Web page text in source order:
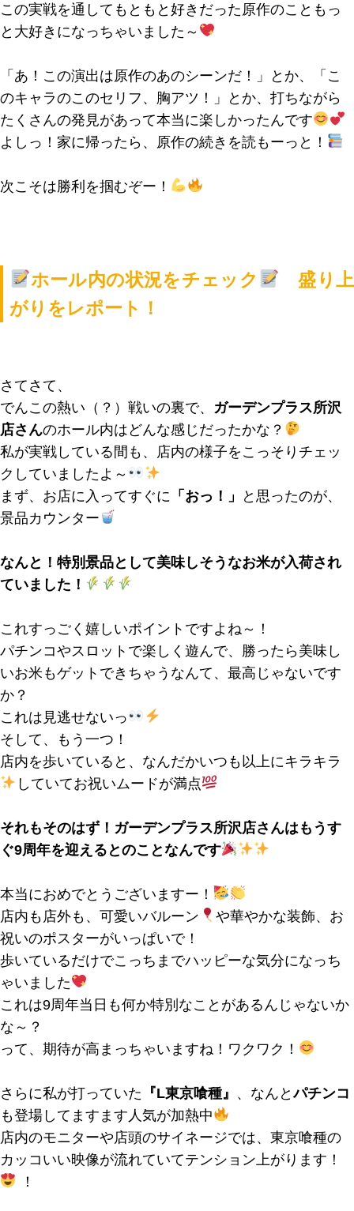
この実戦を通してもともと好きだった原作のこともっ
と大好きになっちゃいました～
「あ！この演出は原作のあのシーンだ！」とか、「こ
のキャラのこのセリフ、胸アツ！」とか、打ちながら
たくさんの発見があって本当に楽しかったんです
よしっ！家に帰ったら、原作の続きを読もーっと！
次こそは勝利を掴むぞー！
ホール内の状況をチェック
盛り上
がりをレポート！
さてさて、
でんこの熱い（？）戦いの裏で、 ガーデンプラス所沢
店さんのホール内はどんな感じだったかな？
私が実戦している間も、店内の様子をこっそりチェッ
クしていましたよ～
まず、お店に入ってすぐに 「おっ！」
と思ったのが、
景品カウンター
なんと！特別景品として美味しそうなお米が入荷され
ていました！
これすっごく嬉しいポイントですよね～！
パチンコやスロットで楽しく遊んで、勝ったら美味し
いお米もゲットできちゃうなんて、最高じゃないです
か？
これは見逃せないっ
そして、もう一つ！
店内を歩いていると、 なんだかいつも以上にキラキラ
していてお祝いムードが満点
それもそのはず！ ガーデンプラス所沢店さんはもうす
ぐ9周年を迎えるとのことなんです
本当におめでとうございますー！
店内も店外も、可愛いバルーン
や華やかな装飾、お
祝いのポスターがいっぱいで！
歩いているだけでこっちまでハッピーな気分になっち
ゃいました
これは9周年当日も何か特別なことがあるんじゃないか
な～？
って、期待が高まっちゃいますね！ワクワク！
さらに私が打っていた 『L東京喰種』 、なんとパチンコ
も登場してますます人気が加熱中
店内のモニターや店頭のサイネージでは、東京喰種の
カッコいい映像が流れていてテンション上がります！
！